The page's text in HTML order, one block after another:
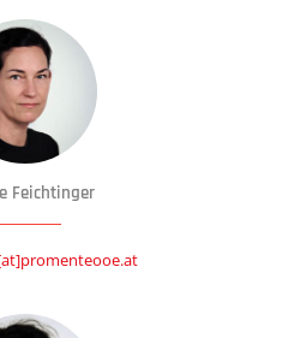
Feichtinger